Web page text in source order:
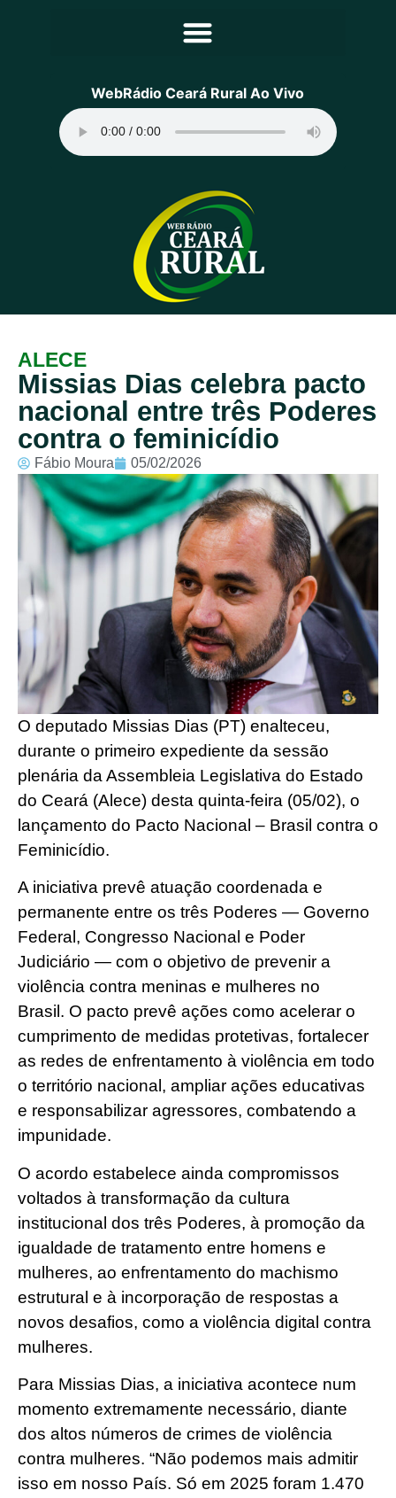
Principal
Programação
Equipe
Contato
Sobre
WebRádio Ceará Rural Ao Vivo
ALECE
Missias Dias celebra pacto
nacional entre três Poderes
contra o feminicídio
Fábio Moura 05/02/2026
O deputado Missias Dias (PT) enalteceu,
durante o primeiro expediente da sessão
plenária da Assembleia Legislativa do Estado
do Ceará (Alece) desta quinta-feira (05/02), o
lançamento do Pacto Nacional – Brasil contra o
Feminicídio.
A iniciativa prevê atuação coordenada e
permanente entre os três Poderes — Governo
Federal, Congresso Nacional e Poder
Judiciário — com o objetivo de prevenir a
violência contra meninas e mulheres no
Brasil. O pacto prevê ações como acelerar o
cumprimento de medidas protetivas, fortalecer
as redes de enfrentamento à violência em todo
o território nacional, ampliar ações educativas
e responsabilizar agressores, combatendo a
impunidade.
O acordo estabelece ainda compromissos
voltados à transformação da cultura
institucional dos três Poderes, à promoção da
igualdade de tratamento entre homens e
mulheres, ao enfrentamento do machismo
estrutural e à incorporação de respostas a
novos desafios, como a violência digital contra
mulheres.
Para Missias Dias, a iniciativa acontece num
momento extremamente necessário, diante
dos altos números de crimes de violência
contra mulheres. “Não podemos mais admitir
isso em nosso País. Só em 2025 foram 1.470